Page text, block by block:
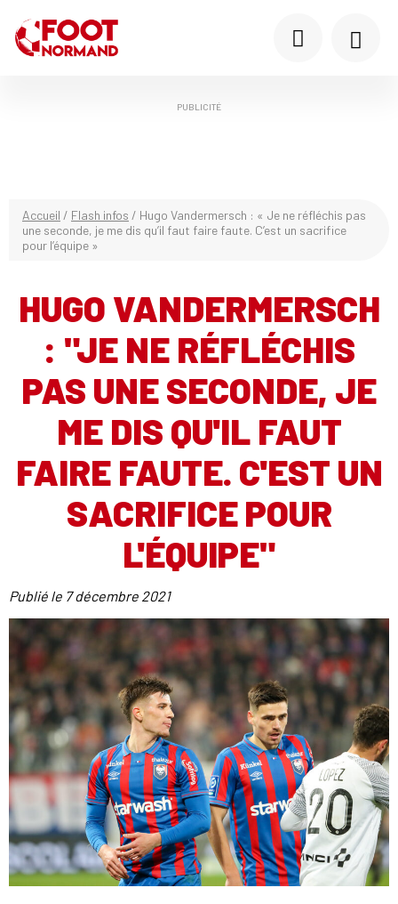
PUBLICITÉ
Accueil / Flash infos / Hugo Vandermersch : « Je ne réfléchis pas
une seconde, je me dis qu’il faut faire faute. C’est un sacrifice
pour l’équipe »
HUGO VANDERMERSCH
: "JE NE RÉFLÉCHIS
PAS UNE SECONDE, JE
ME DIS QU'IL FAUT
FAIRE FAUTE. C'EST UN
SACRIFICE POUR
L'ÉQUIPE"
Publié le 7 décembre 2021